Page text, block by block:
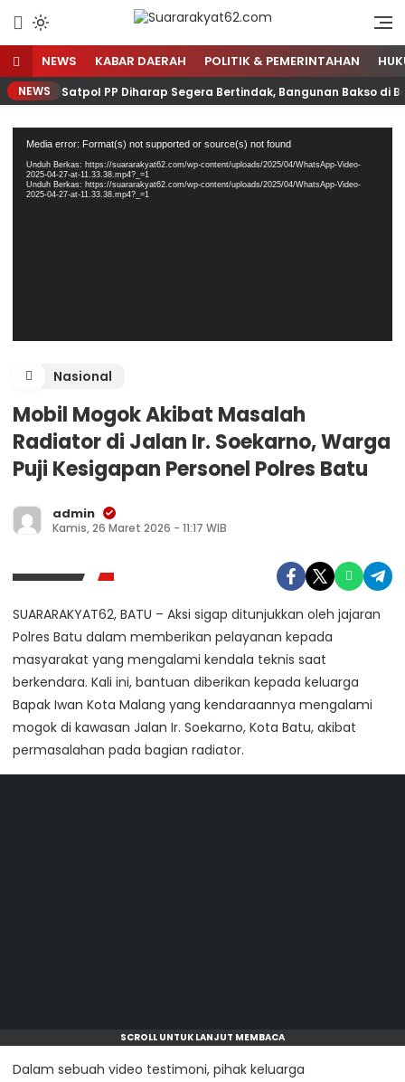
Suararakyat62.com
Sumber Referensi Terpercaya
NEWS KABAR DAERAH POLITIK & PEMERINTAHAN
NEWS Satpol PP Diharap Segera Bertindak, Bangunan Bakso di
Video
Media error: Format(s) not supported or source(s) not found
Unduh Berkas: https://suararakyat62.com/wp-content/uploads/2025/04/WhatsApp-Video-
2025-04-27-at-11.33.38.mp4?_=1
Unduh Berkas: https://suararakyat62.com/wp-content/uploads/2025/04/WhatsApp-Video-
2025-04-27-at-11.33.38.mp4?_=1
Nasional
Mobil Mogok Akibat Masalah
Radiator di Jalan Ir. Soekarno, Warga
Puji Kesigapan Personel Polres Batu
admin
Kamis, 26 Maret 2026 - 11:17 WIB
SUARARAKYAT62, BATU – Aksi sigap ditunjukkan oleh jajaran
Polres Batu dalam memberikan pelayanan kepada
masyarakat yang mengalami kendala teknis saat
berkendara. Kali ini, bantuan diberikan kepada keluarga
Bapak Iwan Kota Malang yang kendaraannya mengalami
mogok di kawasan Jalan Ir. Soekarno, Kota Batu, akibat
permasalahan pada bagian radiator.
SCROLL UNTUK LANJUT MEMBACA
​Dalam sebuah video testimoni, pihak keluarga